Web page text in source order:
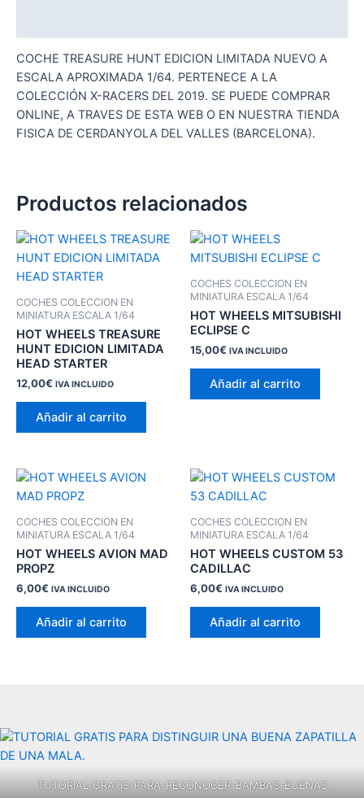
COCHE TREASURE HUNT EDICION LIMITADA NUEVO A
ESCALA APROXIMADA 1/64. PERTENECE A LA
COLECCIÓN X-RACERS DEL 2019. SE PUEDE COMPRAR
ONLINE, A TRAVES DE ESTA WEB O EN NUESTRA TIENDA
FISICA DE CERDANYOLA DEL VALLES (BARCELONA).
Productos relacionados
COCHES COLECCION EN
MINIATURA ESCALA 1/64
HOT WHEELS TREASURE
HUNT EDICION LIMITADA
HEAD STARTER
12,00€ IVA INCLUIDO
Añadir al carrito
COCHES COLECCION EN
MINIATURA ESCALA 1/64
HOT WHEELS MITSUBISHI
ECLIPSE C
15,00€ IVA INCLUIDO
Añadir al carrito
COCHES COLECCION EN
MINIATURA ESCALA 1/64
HOT WHEELS AVION MAD
PROPZ
6,00€ IVA INCLUIDO
Añadir al carrito
COCHES COLECCION EN
MINIATURA ESCALA 1/64
HOT WHEELS CUSTOM 53
CADILLAC
6,00€ IVA INCLUIDO
Añadir al carrito
TUTORIAL-GRATIS-PARA-RECONOCER-BAMBAS-BUENAS